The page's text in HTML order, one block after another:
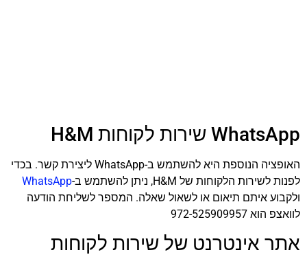
WhatsApp שירות לקוחות H&M
האופציה הנוספת היא להשתמש ב-WhatsApp ליצירת קשר. בכדי
לפנות לשירות הלקוחות של H&M, ניתן להשתמש ב-
WhatsApp
ולקבוע איתם תיאום או לשאול שאלה. המספר לשליחת הודעה
לוואצפ הוא 972-525909957
אתר אינטרנט של שירות לקוחות